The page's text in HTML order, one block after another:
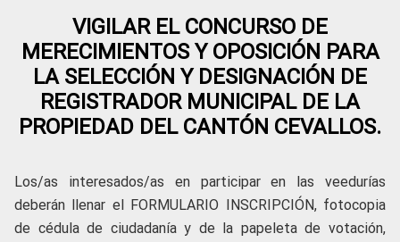
VIGILAR EL CONCURSO DE
MERECIMIENTOS Y OPOSICIÓN PARA
LA SELECCIÓN Y DESIGNACIÓN DE
REGISTRADOR MUNICIPAL DE LA
PROPIEDAD DEL CANTÓN CEVALLOS.
Los/as interesados/as en participar en las veedurías
deberán llenar el FORMULARIO INSCRIPCIÓN, fotocopia
de cédula de ciudadanía y de la papeleta de votación,